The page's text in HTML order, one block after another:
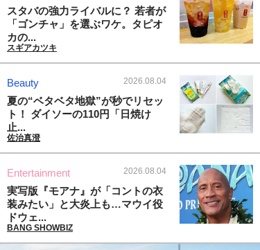
スタバの強力ライバルに？ 若者が
「ゴンチャ」を選ぶワケ。タピオ
カの...
スギアカツキ
Beauty 2026.08.04
夏の“ベタベタ地獄”が秒でリセッ
ト！ ダイソーの110円「日焼け
止...
佐治真澄
Entertainment 2026.08.04
実写版『モアナ』が「コントの衣
装みたい」と大炎上も…マウイ役
ドウェ...
BANG SHOWBIZ